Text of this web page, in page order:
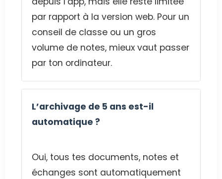
par rapport à la version web. Pour un
conseil de classe ou un gros
volume de notes, mieux vaut passer
par ton ordinateur.
L’archivage de 5 ans est-il
automatique ?
Oui, tous tes documents, notes et
échanges sont automatiquement